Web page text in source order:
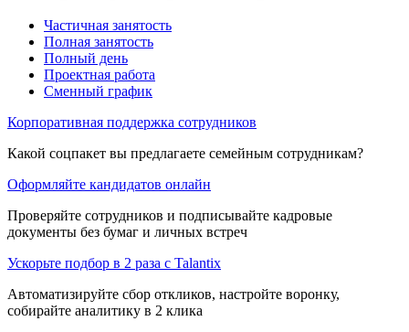
Частичная занятость
Полная занятость
Полный день
Проектная работа
Сменный график
Корпоративная поддержка сотрудников
Какой соцпакет вы предлагаете семейным сотрудникам?
Оформляйте кандидатов онлайн
Проверяйте сотрудников и подписывайте кадровые
документы без бумаг и личных встреч
Ускорьте подбор в 2 раза с Talantix
Автоматизируйте сбор откликов, настройте воронку,
собирайте аналитику в 2 клика